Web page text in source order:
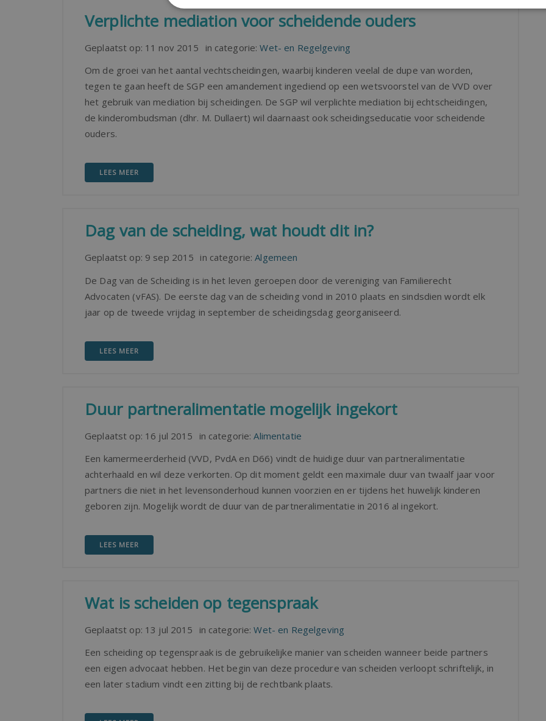
Verplichte mediation voor scheidende ouders
Geplaatst op: 11 nov 2015 in categorie:Wet- en Regelgeving
Om de groei van het aantal vechtscheidingen, waarbij kinderen veelal de dupe van worden,
tegen te gaan heeft de SGP een amandement ingediend op een wetsvoorstel van de VVD over
het gebruik van mediation bij scheidingen. De SGP wil verplichte mediation bij echtscheidingen,
de kinderombudsman (dhr. M. Dullaert) wil daarnaast ook scheidingseducatie voor scheidende
ouders.
LEES MEER
Dag van de scheiding, wat houdt dit in?
Geplaatst op: 9 sep 2015 in categorie:Algemeen
De Dag van de Scheiding is in het leven geroepen door de vereniging van Familierecht
Advocaten (vFAS). De eerste dag van de scheiding vond in 2010 plaats en sindsdien wordt elk
jaar op de tweede vrijdag in september de scheidingsdag georganiseerd.
LEES MEER
Duur partneralimentatie mogelijk ingekort
Geplaatst op: 16 jul 2015 in categorie:Alimentatie
Een kamermeerderheid (VVD, PvdA en D66) vindt de huidige duur van partneralimentatie
achterhaald en wil deze verkorten. Op dit moment geldt een maximale duur van twaalf jaar voor
partners die niet in het levensonderhoud kunnen voorzien en er tijdens het huwelijk kinderen
geboren zijn. Mogelijk wordt de duur van de partneralimentatie in 2016 al ingekort.
LEES MEER
Wat is scheiden op tegenspraak
Geplaatst op: 13 jul 2015 in categorie:Wet- en Regelgeving
Een scheiding op tegenspraak is de gebruikelijke manier van scheiden wanneer beide partners
een eigen advocaat hebben. Het begin van deze procedure van scheiden verloopt schriftelijk, in
een later stadium vindt een zitting bij de rechtbank plaats.